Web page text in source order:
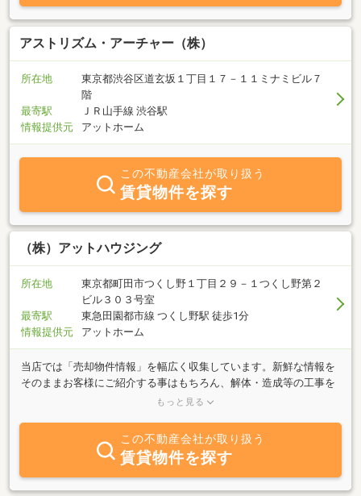
お電話お待ちしております！
アストリズム・アーチャー（株）
所在地
東京都渋谷区道玄坂１丁目１７－１１ミナミビル７
階
最寄駅
ＪＲ山手線 渋谷駅
情報提供元
アットホーム
この不動産会社が取り扱う
賃貸物件を探す
（株）アットハウジング
所在地
東京都町田市つくし野１丁目２９－１つくし野第２
ビル３０３号室
最寄駅
東急田園都市線 つくし野駅 徒歩1分
情報提供元
アットホーム
当店では「売却物件情報」を幅広く収集しています。新鮮な情報を
そのままお客様にご紹介する事はもちろん、解体・造成等の工事を
要す物件についてはその企画・設計・施工も行っております。主力
最適な価格でお客様にご満足いただける提案を行う様常に心がけて
おります。「未公開物件情報」「最新分譲情報」をお探しのお客様
や、ご売却をご検討中のお客様・業者様も是非当店にお問合わせ下
さい。
もっと見る
この不動産会社が取り扱う
賃貸物件を探す